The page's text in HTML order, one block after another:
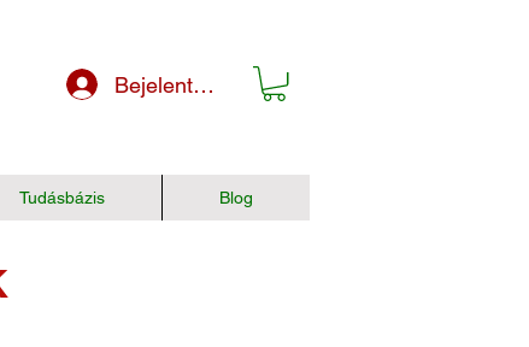
Bejelentkezés
Tudásbázis Blog